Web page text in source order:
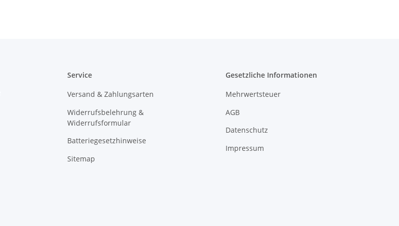
Service
Versand & Zahlungsarten
Widerrufsbelehrung &
Widerrufsformular
Batteriegesetzhinweise
Sitemap
Gesetzliche Informationen
Mehrwertsteuer
AGB
Datenschutz
Impressum